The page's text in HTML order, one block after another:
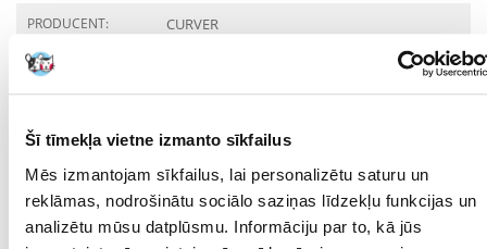
Šī tīmekļa vietne izmanto sīkfailus
Mēs izmantojam sīkfailus, lai personalizētu saturu un
reklāmas, nodrošinātu sociālo saziņas līdzekļu funkcijas un
analizētu mūsu datplūsmu. Informāciju par to, kā jūs
PRODUCENT: CURVER
Kādi ir produktu vērtēšanas noteikumi?
vidējais no visiem vērtējumiem. Pēc atsauksmju apstrādes mēs
Atsauksmes